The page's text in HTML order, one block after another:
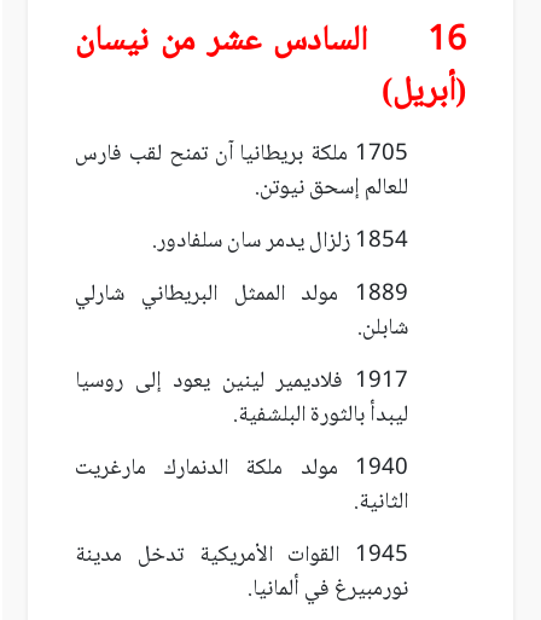
16 السادس عشر من نيسان
(أبريل)
1705 ملكة بريطانيا آن تمنح لقب فارس
للعالم إسحق نيوتن.
1854 زلزال يدمر سان سلفادور.
1889 مولد الممثل البريطاني شارلي
شابلن.
1917 فلاديمير لينين يعود إلى روسيا
ليبدأ بالثورة البلشفية.
1940 مولد ملكة الدنمارك مارغريت
الثانية.
1945 القوات الأمريكية تدخل مدينة
نورمبيرغ في ألمانيا.